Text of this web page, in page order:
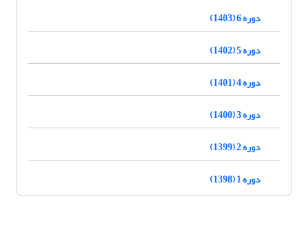
دوره 6 (1403)
دوره 5 (1402)
دوره 4 (1401)
دوره 3 (1400)
دوره 2 (1399)
دوره 1 (1398)